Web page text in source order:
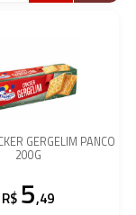
GERGELIM PANCO
200G
R$ 5,49